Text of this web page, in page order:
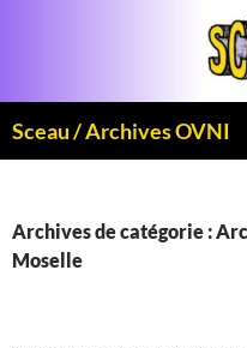
Sceau / Archives OVNI
Archives de catégorie :
Moselle